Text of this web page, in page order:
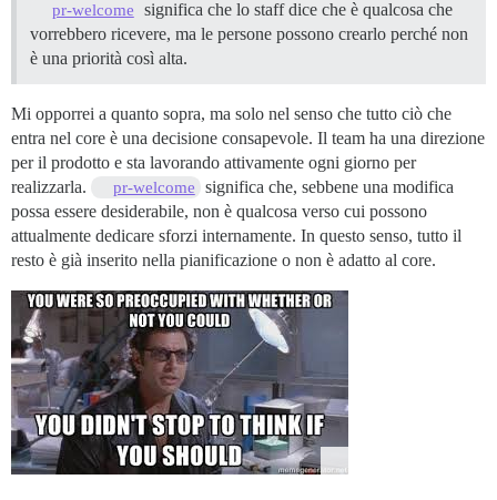
pr-welcome
significa che lo staff dice che è qualcosa che
vorrebbero ricevere, ma le persone possono crearlo perché non
è una priorità così alta.
Mi opporrei a quanto sopra, ma solo nel senso che tutto ciò che
entra nel core è una decisione consapevole. Il team ha una direzione
per il prodotto e sta lavorando attivamente ogni giorno per
realizzarla.
pr-welcome
significa che, sebbene una modifica
possa essere desiderabile, non è qualcosa verso cui possono
attualmente dedicare sforzi internamente. In questo senso, tutto il
resto è già inserito nella pianificazione o non è adatto al core.